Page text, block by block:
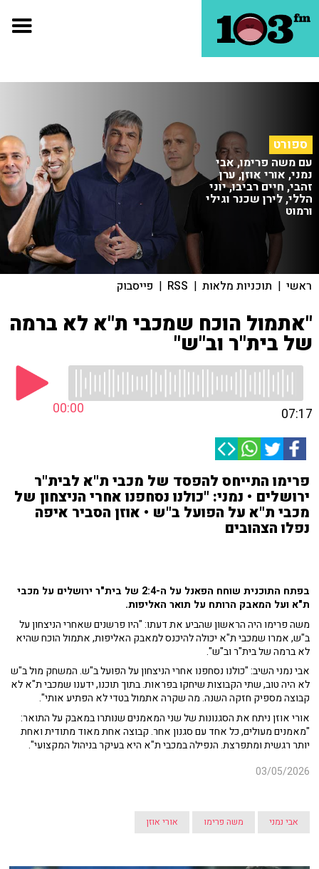
ספורט
עם משה פרימו, אבי
נמני, אורי אוזן, ערן
זהבי, חיים רביבו, יוני
הללי, לירן שכנר וגילי
ורמוט
ראשי | תוכניות מלאות |
RSS
| פייסבוק
"אתמול הוכח שמכבי ת"א לא ברמה
של בית"ר וב"ש"
00:00 07:17
פרימו התייחס להפסד של מכבי ת"א לבית"ר
ירושלים • נמני: "כולנו נסחפנו אחרי הניצחון של
מכבי ת"א על הפועל ב"ש • אוזן הסביר איפה
נפלו הצהובים
בפתח התוכנית שוחח הפאנל על ה-2:4 של בית"ר ירושלים על מכבי
ת"א ועל המאבק הרותח על תואר האליפות.
משה פרימו היה הראשון שהביע את דעתו: "היו פרשנים שאחרי הניצחון על
ב"ש, אמרו שמכבי ת"א יכולה להיכנס למאבק האליפות, אתמול הוכח שהיא
לא ברמה של בית"ר וב"ש".
אבי נמני השיב: "כולנו נסחפנו אחרי הניצחון על הפועל ב"ש. המשחק מול ב"ש
לא היה טוב, שתי הקבוצות שיחקו בפראות. בתוך תוכנו, ידענו שמכבי ת"א לא
קבוצה מספיק חזקה השנה. מה שקרה אתמול בטדי לא הפתיע אותי".
אורי אוזן ניתח את הסגנונות של שני המאמנים שנותרו במאבק על התואר:
"מאמנים מעולים, כל אחד עם סגנון אחר. קבוצה אחת מאוד מתודית ואחת
יותר רגשית ומתפרצת. הנפילה במכבי ת"א היא בעיקר בניהול המקצועי".
03/05/2026
אבי נמני משה פרימו אורי אוזן